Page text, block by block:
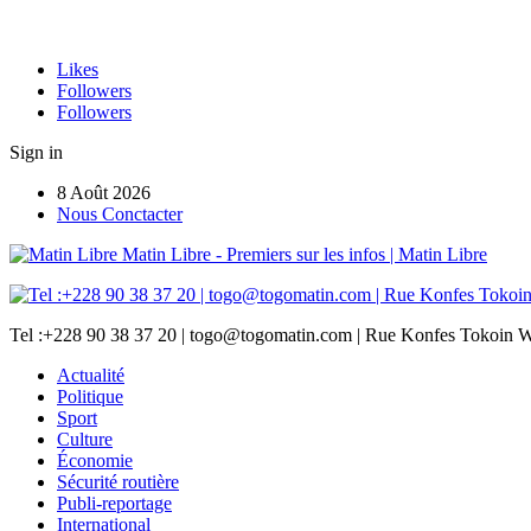
Likes
Followers
Followers
Sign in
8 Août 2026
Nous Conctacter
Matin Libre - Premiers sur les infos | Matin Libre
Tel :+228 90 38 37 20 | togo@togomatin.com | Rue Konfes Tokoin
Actualité
Politique
Sport
Culture
Économie
Sécurité routière
Publi-reportage
International